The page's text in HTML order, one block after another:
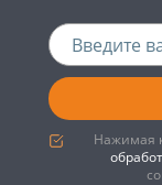
Нажимая